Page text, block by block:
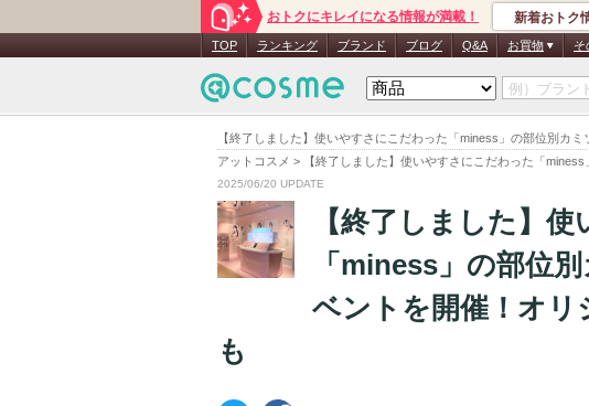
【終了しました】使いやすさにこだわった「miness」の部位別カ
アットコスメ > 【終了しました】使いやすさにこだわった「
おトクにキレイになる情報が満載！ 新着おトク
TOP ランキング ブランド ブログ Q&A お買物 そ
2025/06/20 UPDATE
【終了しました】
「miness」の部位
ベントを開催！オリ
も